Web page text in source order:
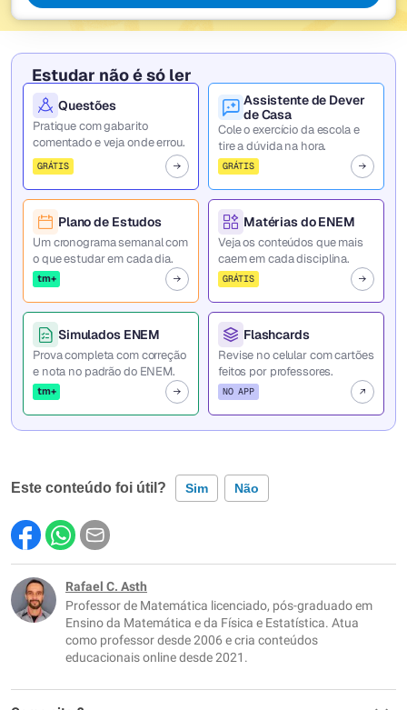
Estudar não é só ler
Questões
Pratique com gabarito
comentado e veja onde errou.
GRÁTIS
Assistente de Dever
de Casa
Cole o exercício da escola e
tire a dúvida na hora.
GRÁTIS
Plano de Estudos
Um cronograma semanal com
o que estudar em cada dia.
tm+
Matérias do ENEM
Veja os conteúdos que mais
caem em cada disciplina.
GRÁTIS
Simulados ENEM
Prova completa com correção
e nota no padrão do ENEM.
tm+
Flashcards
Revise no celular com cartões
feitos por professores.
NO APP
Este conteúdo foi útil? Sim Não
Este conteúdo contém informação incorreta
Este conteúdo não tem a informação que procuro
Outro
Rafael C. Asth
Professor de Matemática licenciado, pós-graduado em
Ensino da Matemática e da Física e Estatística. Atua
como professor desde 2006 e cria conteúdos
educacionais online desde 2021.